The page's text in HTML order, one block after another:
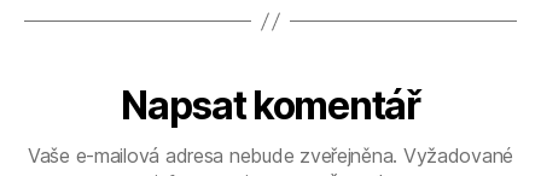
Napsat komentář
Vaše e-mailová adresa nebude zveřejněna. Vyžadované